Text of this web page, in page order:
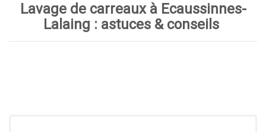
Lavage de carreaux à Ecaussinnes-
Lalaing : astuces & conseils